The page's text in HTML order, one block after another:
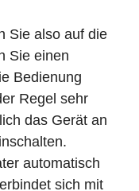
Sie also auf die
Sie einen
Bedienung
Regel sehr
das Gerät an
automatisch
sich mit